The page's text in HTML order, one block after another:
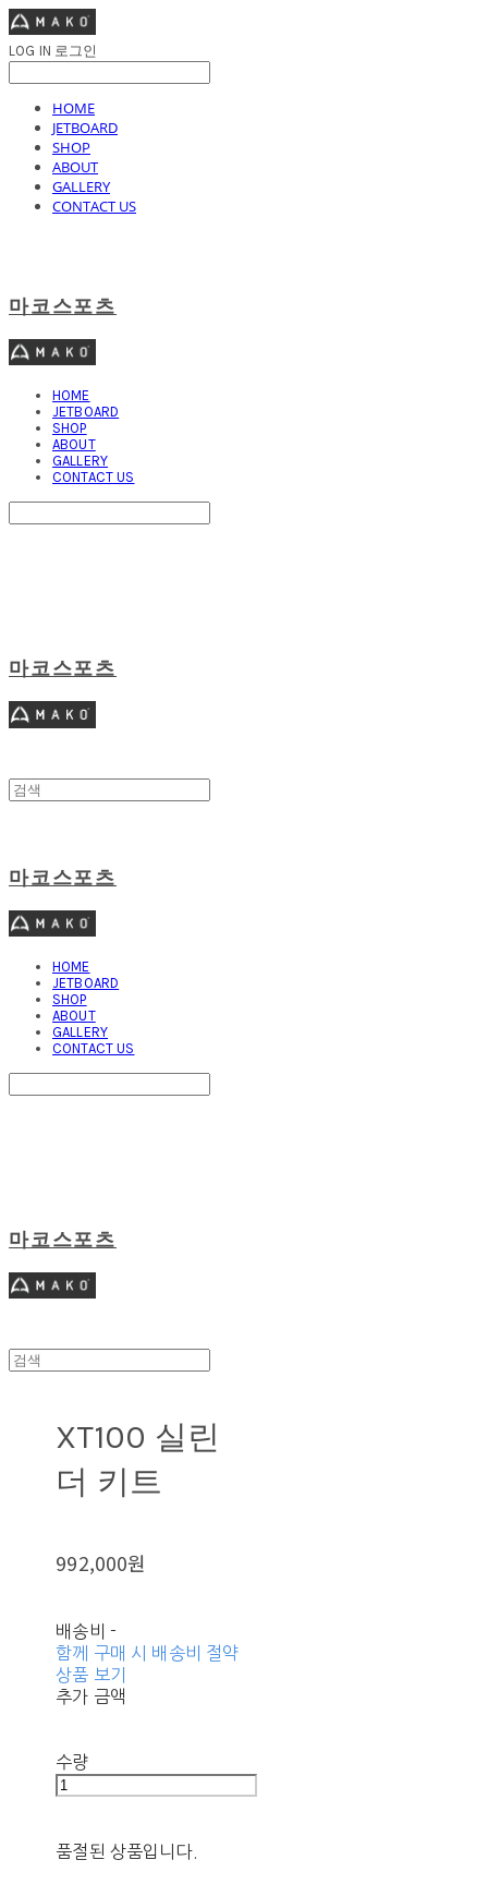
LOG IN 로그인
HOME
JETBOARD
SHOP
ABOUT
GALLERY
CONTACT US
마코스포츠
HOME
JETBOARD
SHOP
ABOUT
GALLERY
CONTACT US
마코스포츠
마코스포츠
HOME
JETBOARD
SHOP
ABOUT
GALLERY
CONTACT US
마코스포츠
XT100 실린
더 키트
992,000원
배송비 -
함께 구매 시 배송비 절약
상품 보기
추가 금액
수량
품절된 상품입니다.